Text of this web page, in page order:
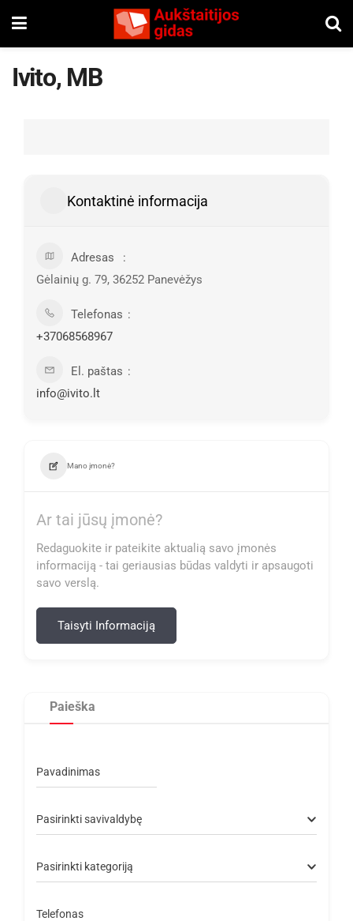
Ivito, MB
Kontaktinė informacija
Adresas
Gėlainių g. 79, 36252 Panevėžys
Telefonas
+37068568967
El. paštas
info@ivito.lt
Mano įmonė?
Ar tai jūsų įmonė?
Redaguokite ir pateikite aktualią savo įmonės
informaciją - tai geriausias būdas valdyti ir apsaugoti
savo verslą.
Taisyti Informaciją
Paieška
Pavadinimas
Pasirinkti savivaldybę
Pasirinkti kategoriją
Telefonas